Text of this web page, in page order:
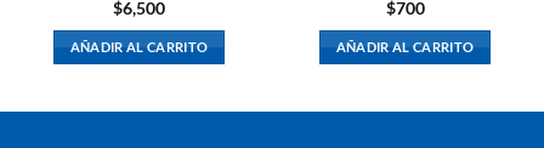
$6,500
AÑADIR AL CARRITO
$700
AÑADIR AL CARRITO